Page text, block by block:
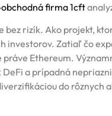
firma 1cft
bez rizík. Ako projekt,
investorov. Zatiaľ čo
Ethereum.
DeFi a prípadná
do rôznych